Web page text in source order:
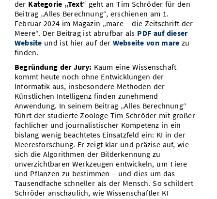
der Kategorie „Text“ geht an Tim Schröder für den
Beitrag „Alles Berechnung“, erschienen am 1.
Februar 2024 im Magazin „mare – die Zeitschrift der
Meere“. Der Beitrag ist abrufbar als PDF auf dieser
Website und ist hier auf der Webseite von mare zu
finden.
Begründung der Jury: Kaum eine Wissenschaft
kommt heute noch ohne Entwicklungen der
Informatik aus, insbesondere Methoden der
Künstlichen Intelligenz finden zunehmend
Anwendung. In seinem Beitrag „Alles Berechnung“
führt der studierte Zoologe Tim Schröder mit großer
fachlicher und journalistischer Kompetenz in ein
bislang wenig beachtetes Einsatzfeld ein: KI in der
Meeresforschung. Er zeigt klar und präzise auf, wie
sich die Algorithmen der Bilderkennung zu
unverzichtbaren Werkzeugen entwickeln, um Tiere
und Pflanzen zu bestimmen – und dies um das
Tausendfache schneller als der Mensch. So schildert
Schröder anschaulich, wie Wissenschaftler KI